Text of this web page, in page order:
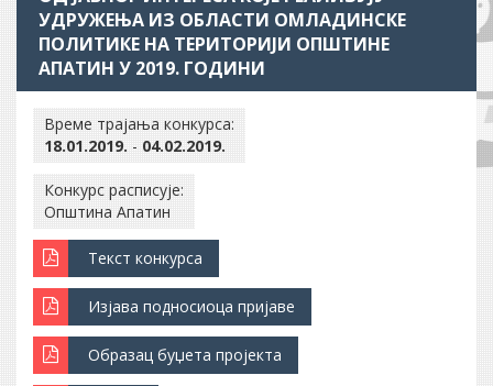
УДРУЖЕЊА ИЗ ОБЛАСТИ ОМЛАДИНСКЕ
ПОЛИТИКЕ НА ТЕРИТОРИЈИ ОПШТИНЕ
АПАТИН У 2019. ГОДИНИ
Време трајања конкурса:
18.01.2019. - 04.02.2019.
Конкурс расписује:
Општина Апатин
Текст конкурса
Изјава подносиоца пријаве
Образац буџета пројекта